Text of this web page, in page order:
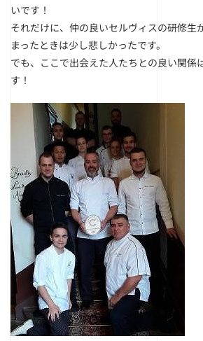
いです！
それだけに、仲の良いセルヴィスの研修生
まったときは少し悲しかったです。
でも、ここで出会えた人たちとの良い関係
す！